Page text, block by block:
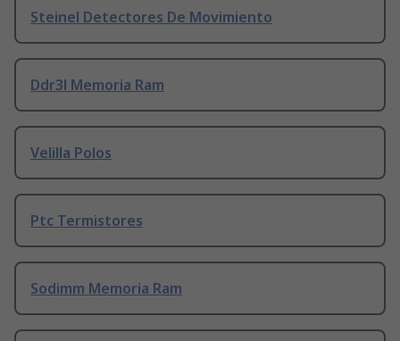
Steinel Detectores De Movimiento
Ddr3l Memoria Ram
Velilla Polos
Ptc Termistores
Sodimm Memoria Ram